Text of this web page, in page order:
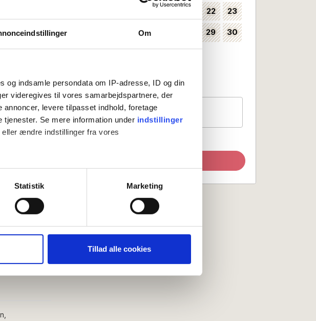
Om
og indsamle persondata om IP-adresse, ID og din
videregives til vores samarbejdspartnere, der
levere tilpasset indhold, foretage
Se mere information under indstillinger
ændre indstillinger fra vores
inden for få meter
(fingerprinting)
funktioner til sociale medier og til at analysere
med vores partnere inden for sociale medier,
Statistik Marketing
Tillad alle cookies
og to
22 23
26 29 30
Ankomst ikke mulig
Gæster
1 værelse, 2 personer